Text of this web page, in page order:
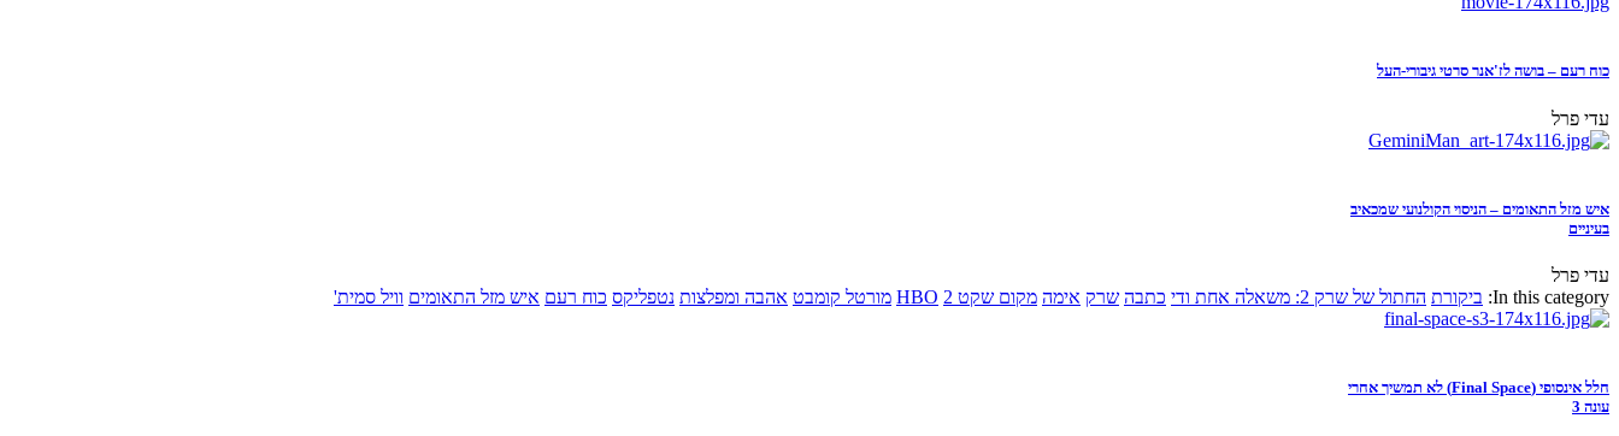
כוח רעם – בושה לז'אנר סרטי גיבורי-העל
עדי פרל
איש מזל התאומים – הניסוי הקולנועי שמכאיב
בעיניים
עדי פרל
In this category: ביקורת החתול של שרק 2: משאלה אחת ודי כתבה שרק אימה מקום שקט 2 HBO מורטל קומבט אהבה ומפלצות נטפליקס כוח רעם איש מזל התאומים וויל סמית'
חלל אינסופי (Final Space) לא תמשיך אחרי
עונה 3